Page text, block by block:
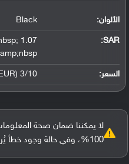
الألوان: Black
SAR
:
السعر: 3/10 (About 110 EUR)
لا يمكننا ضمان صحة
100%، وفي حالة وجود خطأ يُرجى